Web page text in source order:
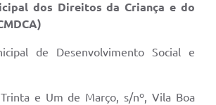
dos Direitos da Criança e do
de Desenvolvimento Social e
e Um de Março, s/nº, Vila Boa